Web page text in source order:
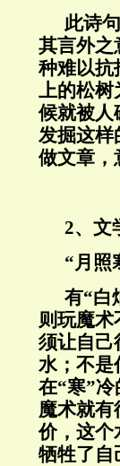
此诗
其言外之
种难以抗
上的松树
候就被人
发掘这样
做文章，
2、文
“月照
有“白
则玩魔术
须让自
水；不是
在“寒”
魔术就有
价，这个
牺牲了自